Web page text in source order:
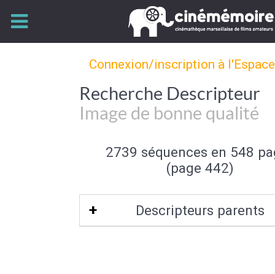
Connexion/inscription à
Recherche Descripteur
Image de bonne qualité
2739 séquences en 548
(page 442)
Descripteurs parents